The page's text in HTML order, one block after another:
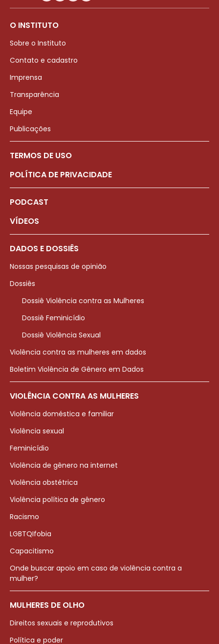
O INSTITUTO
Sobre o Instituto
Contato e cadastro
Imprensa
Transparência
Equipe
Publicações
TERMOS DE USO
POLÍTICA DE PRIVACIDADE
PODCAST
VÍDEOS
DADOS E DOSSIÊS
Nossas pesquisas de opinião
Dossiês
Dossiê Violência contra as Mulheres
Dossiê Feminicídio
Dossiê Violência Sexual
Violência contra as mulheres em dados
Boletim Violência de Gênero em Dados
VIOLÊNCIA CONTRA AS MULHERES
Violência doméstica e familiar
Violência sexual
Feminicídio
Violência de gênero na internet
Violência obstétrica
Violência política de gênero
Racismo
LGBTQIfobia
Capacitismo
Onde buscar apoio em caso de violência contra a
mulher?
MULHERES DE OLHO
Direitos sexuais e reprodutivos
Política e poder